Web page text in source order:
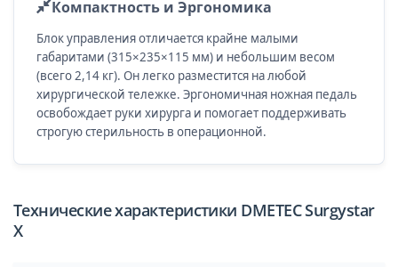
Компактность и Эргономика
Блок управления отличается крайне малыми
габаритами (315×235×115 мм) и небольшим весом
(всего 2,14 кг). Он легко разместится на любой
хирургической тележке. Эргономичная ножная педаль
освобождает руки хирурга и помогает поддерживать
строгую стерильность в операционной.
Технические характеристики DMETEC Surgystar
X